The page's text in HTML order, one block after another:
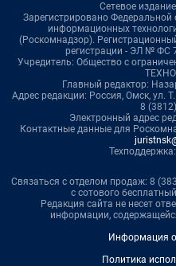
Сетевое
Зарегистрировано Федеральной
информационных
(Роскомнадзор).
регистрации - ЭЛ № ФС
Учредитель: Общество с
Главный редактор:
Адрес редакции: Россия, Омск, ул.
8
Электронный адрес
Контактные данные для
Техподдержка:
Связаться с отделом продаж: 8
с сотового
Редакция сайта не несет
информации,
Информация
Политика